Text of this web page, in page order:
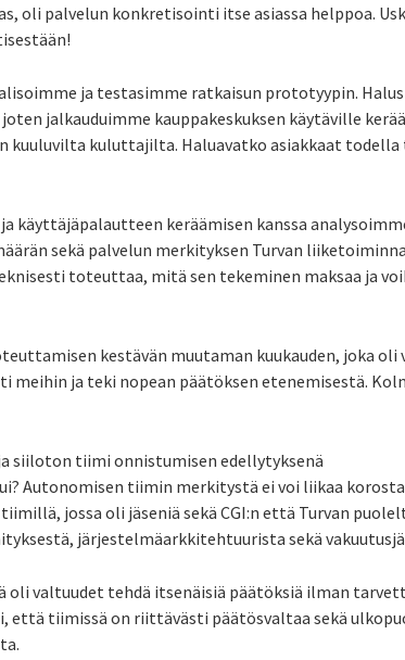
oli palvelun konkretisointi itse asiassa helppoa.
ja testasimme ratkaisun prototyypin.
jalkauduimme kauppakeskuksen käytäville
kuuluvilta kuluttajilta. Haluavatko asiakkaat todella
käyttäjäpalautteen keräämisen kanssa
sekä palvelun merkityksen Turvan
toteuttaa, mitä sen tekeminen maksaa ja
kestävän muutaman kuukauden, joka
meihin ja teki nopean päätöksen etenemisestä.
siiloton tiimi onnistumisen edellytyksenä
Autonomisen tiimin merkitystä ei voi liikaa
jossa oli jäseniä sekä CGI:n että Turvan
järjestelmäarkkitehtuurista sekä
valtuudet tehdä itsenäisiä päätöksiä ilman
että tiimissä on riittävästi päätösvaltaa sekä